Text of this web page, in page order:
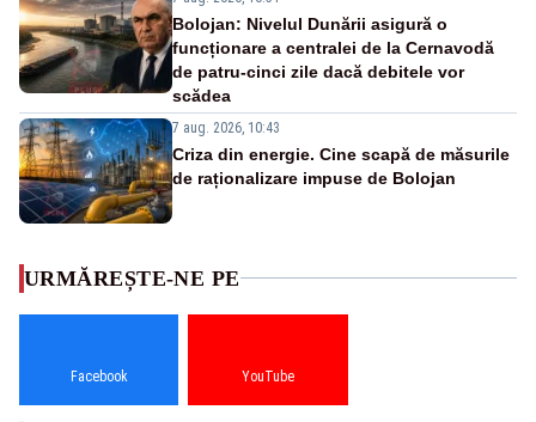
Bolojan: Nivelul Dunării asigură o
funcționare a centralei de la Cernavodă
de patru-cinci zile dacă debitele vor
scădea
7 aug. 2026, 10:43
Criza din energie. Cine scapă de măsurile
de raționalizare impuse de Bolojan
URMĂREȘTE-NE PE
Facebook YouTube